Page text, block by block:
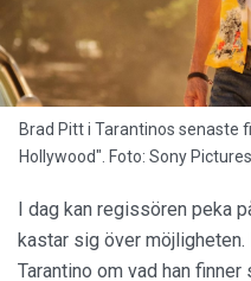
Brad Pitt i Tarantinos senaste
Hollywood". Foto: Sony Pictures.
I dag kan regissören peka
kastar sig över möjligheten.
Tarantino om vad han